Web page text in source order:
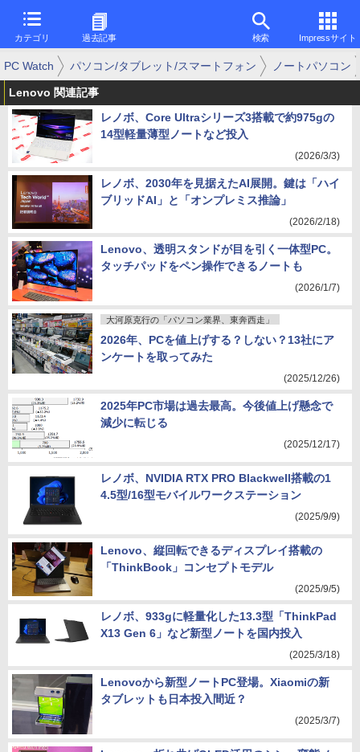
カテゴリ 過去記事 検索 Impressサイト
PC Watch パソコン/タブレット/スマートフォン ノートパソコン
Lenovo 関連記事
レノボ、Core Ultraシリーズ3搭載で約975gの
14型軽量薄型ノートなど投入
(2026/3/3)
レノボ、2030年を見据えたAI展開。鍵は「ハイ
ブリッドAI」と「オンプレミス推論」
(2026/2/18)
Lenovo、透明スタンドが目を引く一体型PC。
タッチパッドをペン操作できるノートも
(2026/1/7)
大河原克行の「パソコン業界、東奔西走」
2026年、PCを値上げする？しない？13社にア
ンケートを取ってみた
(2025/12/26)
2025年PC市場は過去最高。今後値上げ懸念で
減少に転じる
(2025/12/17)
レノボ、NVIDIA RTX PRO Blackwell搭載の1
4.5型/16型モバイルワークステーション
(2025/9/9)
Lenovo、縦回転できるディスプレイ搭載の
「ThinkBook」コンセプトモデル
(2025/9/5)
レノボ、933gに軽量化した13.3型「ThinkPad
X13 Gen 6」など新型ノートを国内投入
(2025/3/18)
Lenovoから新型ノートPC登場。Xiaomiの新
タブレットも日本投入間近？
(2025/3/7)